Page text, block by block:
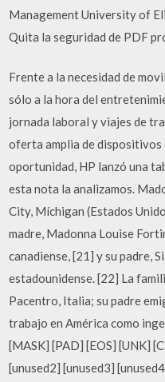
Management University of
Quita la seguridad de PDF
Frente a la necesidad de
sólo a la hora del
jornada laboral y viajes de
oferta amplia de
oportunidad, HP lanzó una
esta nota la analizamos.
City, Míchigan (Estados
madre, Madonna Louise
canadiense, [21] y su padre,
estadounidense. [22] La
Pacentro, Italia; su padre
trabajo en América como
[MASK] [PAD] [EOS] [UNK]
[unused2] [unused3]